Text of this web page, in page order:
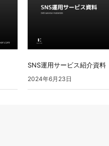
SNS運用サービス紹介資料
2024年6月23日